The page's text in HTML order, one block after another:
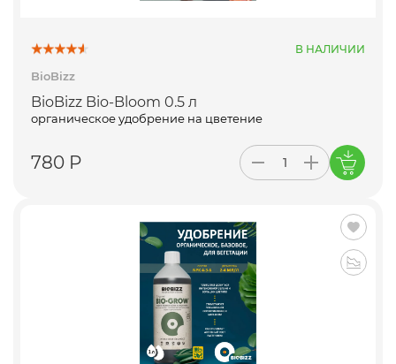
В НАЛИЧИИ
BioBizz
BioBizz Bio-Bloom 0.5 л
органическое удобрение на цветение
780 Р